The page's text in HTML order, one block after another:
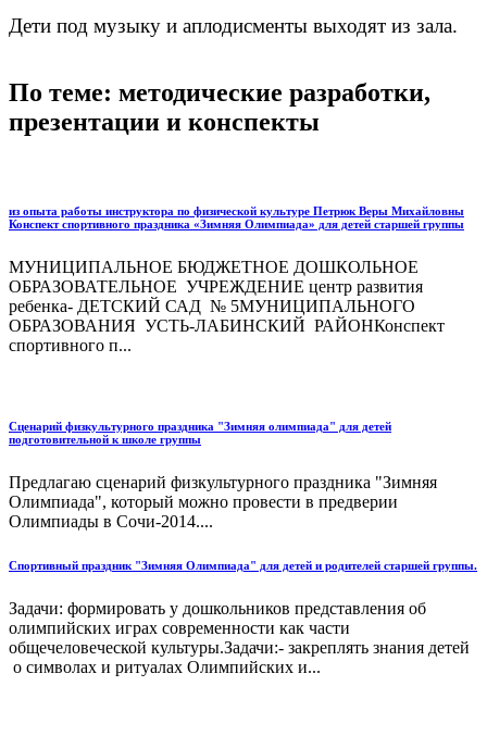
Дети под музыку и аплодисменты выходят из зала.
По теме: методические разработки,
презентации и конспекты
из опыта работы инструктора по физической культуре Петрюк Веры Михайловны
Конспект спортивного праздника «Зимняя Олимпиада» для детей старшей группы
МУНИЦИПАЛЬНОЕ БЮДЖЕТНОЕ ДОШКОЛЬНОЕ
ОБРАЗОВАТЕЛЬНОЕ УЧРЕЖДЕНИЕ центр развития
ребенка- ДЕТСКИЙ САД № 5МУНИЦИПАЛЬНОГО
ОБРАЗОВАНИЯ УСТЬ-ЛАБИНСКИЙ РАЙОНКонспект
спортивного п...
Сценарий физкультурного праздника "Зимняя олимпиада" для детей
подготовительной к школе группы
Предлагаю сценарий физкультурного праздника "Зимняя
Олимпиада", который можно провести в предверии
Олимпиады в Сочи-2014....
Спортивный праздник "Зимняя Олимпиада" для детей и родителей старшей группы.
Задачи: формировать у дошкольников представления об
олимпийских играх современности как части
общечеловеческой культуры.Задачи:- закреплять знания детей
о символах и ритуалах Олимпийских и...